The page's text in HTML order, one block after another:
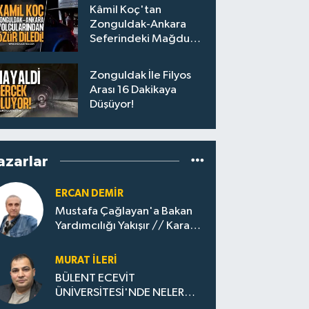
Kâmil Koç'tan
Zonguldak-Ankara
Seferindeki Mağdur
Zonguldak İle Filyos
Arası 16 Dakikaya
Düşüyor!
ERCAN DEMIR
Mustafa Çağlayan'a Bakan
Yardımcılığı Yakışır // ​Kara
Zonguldak'ın Dönüşümü..
MURAT İLERI
BÜLENT ECEVİT
ÜNİVERSİTESİ'NDE NELER